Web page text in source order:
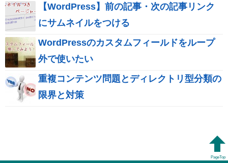
【WordPress】前の記事・次の記事リンク
にサムネイルをつける
WordPressのカスタムフィールドをループ
外で使いたい
重複コンテンツ問題とディレクトリ型分類の
限界と対策